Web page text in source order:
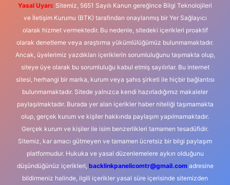
Yasal Uyarı: Sitemiz, 5651 Sayılı Kanun gereğince Bilgi Teknolojileri
ve İletişim Kurumu (BTK) tarafından onaylanmış bir Yer Sağlayıcı
olarak hizmet vermektedir. Bu nedenle, sitedeki içerikleri proaktif
olarak denetleme veya araştırma yükümlülüğümüz bulunmamaktadır.
Ancak, üyelerimiz yazdıkları içeriklerin sorumluluğunu taşımakta olup,
siteye üye olarak bu sorumluluğu kabul etmiş sayılırlar. Bu internet
sitesi, herhangi bir marka, kurum veya şahıs şirketi ile hiçbir bağlantısı
bulunmamaktadır. Sitede yalnızca kendi hazırladığımız makaleler
paylaşılmaktadır. Burada yer alan içerikler haber niteliği taşımamakta
olup, gerçek kurum ve kişiler hakkında paylaşım yapılmamaktadır.
Gerçek kurum ve kişiler ile isim benzerlikleri tamamen tesadüfidir.
Sitemiz, kar amacı gütmeyen ve tamamen ücretsiz bir bilgi paylaşım
platformudur. Hukuka ve yasal düzenlemelere aykırı olduğunu
düşündüğünüz içerikleri, backlinkpanelicomtr@gmail.comadresine
bildirmeniz halinde, ilgili içerikler yasal süre içerisinde sitemizden